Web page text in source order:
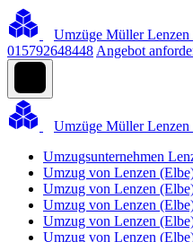
Umzüge Müller Lenzen
015792648448 Angebot
Umzüge Müller Lenzen
Umzugsunternehmen
Umzug von Lenzen
Umzug von Lenzen
Umzug von Lenzen
Umzug von Lenzen
Umzug von Lenzen